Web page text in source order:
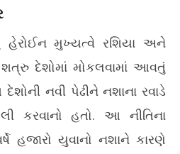
મુખ્યત્વે રશિયા અને
દેશોમાં મોકલવામાં આવતું
નવી પેઢીને નશાના રવાડે
કરવાનો હતો. આ નીતિના
હજારો યુવાનો નશાને કારણે